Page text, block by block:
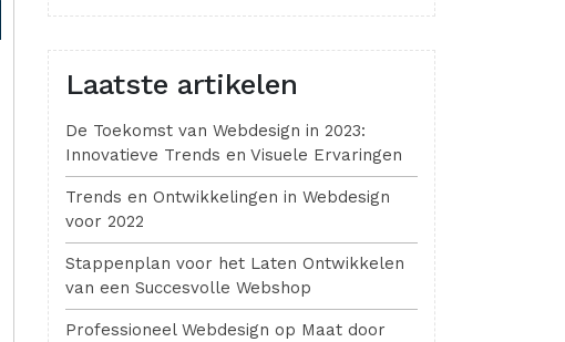
Laatste artikelen
De Toekomst van Webdesign in 2023:
Innovatieve Trends en Visuele Ervaringen
Trends en Ontwikkelingen in Webdesign
voor 2022
Stappenplan voor het Laten Ontwikkelen
van een Succesvolle Webshop
Professioneel Webdesign op Maat door